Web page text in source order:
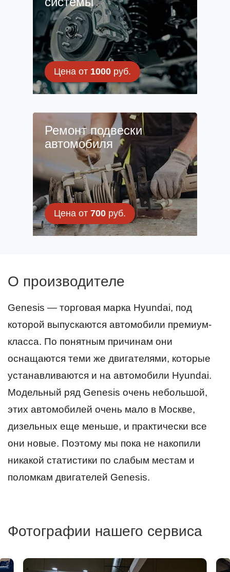
Цена от 1000руб.
Ремонт подвески
автомобиля
Цена от 700руб.
О производителе
Genesis — торговая марка Hyundai, под
которой выпускаются автомобили премиум-
класса. По понятным причинам они
оснащаются теми же двигателями, которые
устанавливаются и на автомобили Hyundai.
Модельный ряд Genesis очень небольшой,
этих автомобилей очень мало в Москве,
дизельных еще меньше, и практически все
они новые. Поэтому мы пока не накопили
никакой статистики по слабым местам и
поломкам двигателей Genesis.
Фотографии нашего сервиса